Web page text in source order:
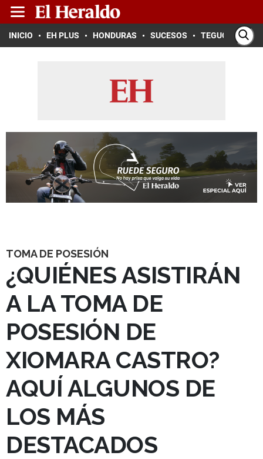
INICIO EH PLUS HONDURAS SUCESOS TEGUCIGALPA
TOMA DE POSESIÓN
¿QUIÉNES ASISTIRÁN
A LA TOMA DE
POSESIÓN DE
XIOMARA CASTRO?
AQUÍ ALGUNOS DE
LOS MÁS
DESTACADOS